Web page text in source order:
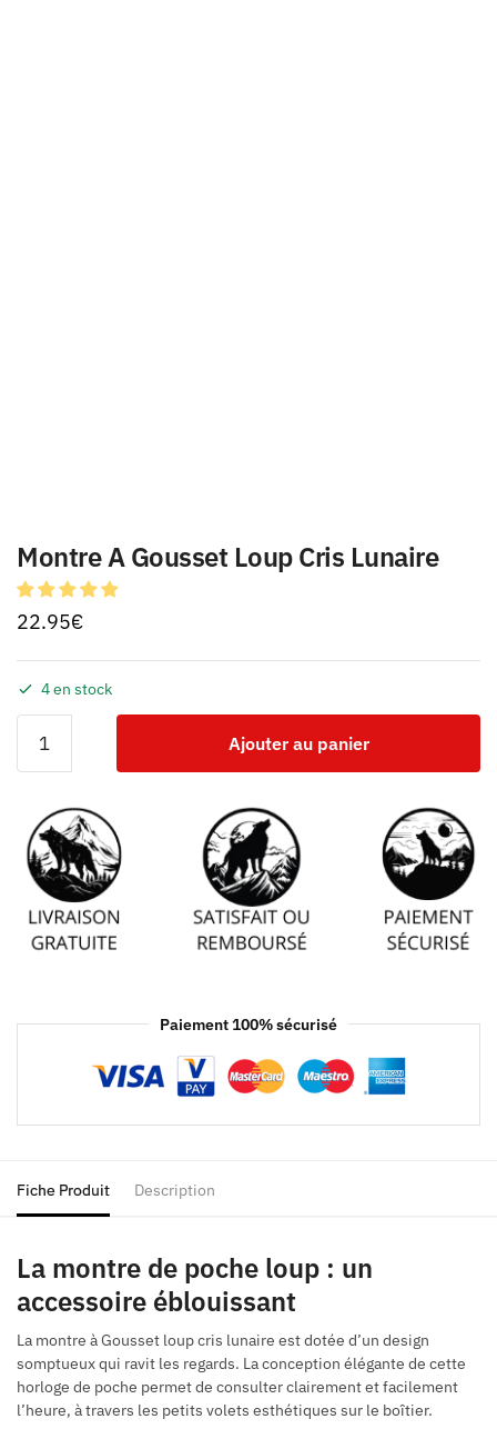
Montre A Gousset Loup Cris Lunaire
22.95€
4 en stock
Ajouter au panier
Paiement 100% sécurisé
Fiche Produit Description
La montre de poche loup : un
accessoire éblouissant
La montre à Gousset loup cris lunaire est dotée d’un design
somptueux qui ravit les regards. La conception élégante de cette
horloge de poche permet de consulter clairement et facilement
l’heure, à travers les petits volets esthétiques sur le boîtier.